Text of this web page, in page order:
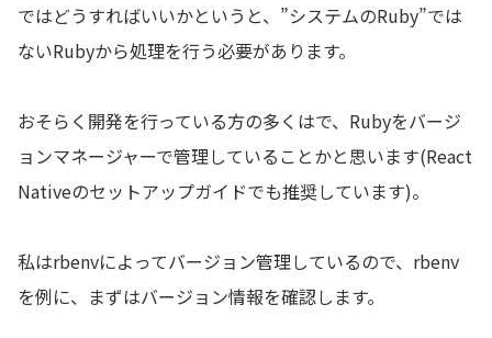
ではどうすればいいかというと、”システムのRuby”では
ないRubyから処理を行う必要があります。
おそらく開発を行っている方の多くはで、Rubyをバージ
ョンマネージャーで管理していることかと思います(React
Nativeのセットアップガイドでも推奨しています)。
私はrbenvによってバージョン管理しているので、rbenv
を例に、まずはバージョン情報を確認します。